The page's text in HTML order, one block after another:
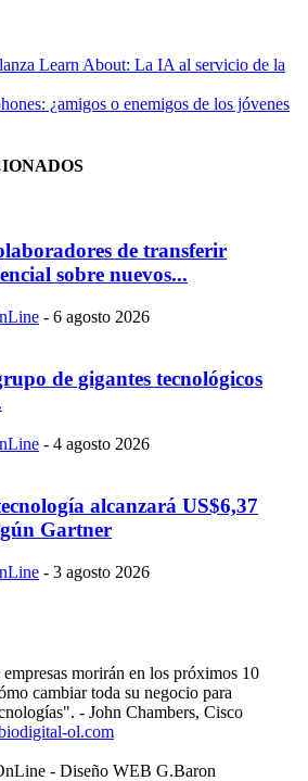
Learn About: La IA al servicio de la
¿amigos o enemigos de los jóvenes
de transferir
sobre nuevos...
- 6 agosto 2026
de gigantes tecnológicos
- 4 agosto 2026
alcanzará US$6,37
Gartner
- 3 agosto 2026
morirán en los próximos 10
cambiar toda su negocio para
- John Chambers, Cisco
ol.com
- Diseño WEB G.Baron